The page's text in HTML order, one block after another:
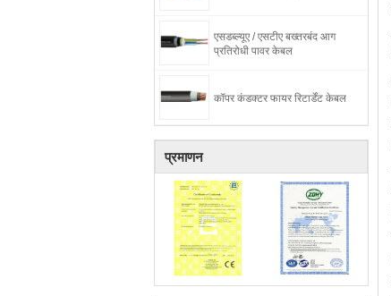
एसडब्ल्यूए / एसटीए बख्तरबंद आग
प्रतिरोधी पावर केबल
कॉपर कंडक्टर फायर रिटार्डेंट केबल
प्रमाणन